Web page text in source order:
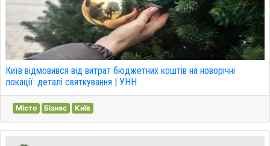
Київ відмовився від витрат бюджетних коштів на новорічні
локації: деталі святкування | УНН
Місто Бізнес Київ